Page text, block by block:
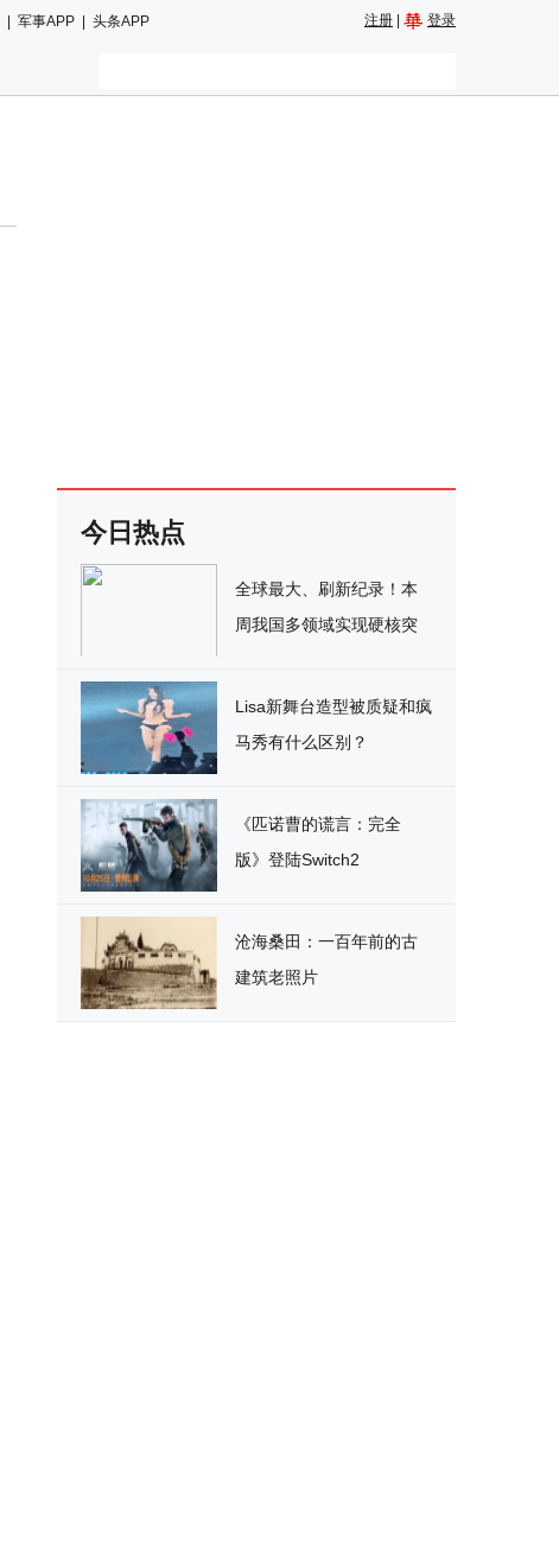
军事APP 头条APP 注册 登录
今日热点
全球最大、刷新纪录！本
周我国多领域实现硬核突
Lisa新舞台造型被质疑和疯
马秀有什么区别？
《匹诺曹的谎言：完全
版》登陆Switch2
沧海桑田：一百年前的古
建筑老照片